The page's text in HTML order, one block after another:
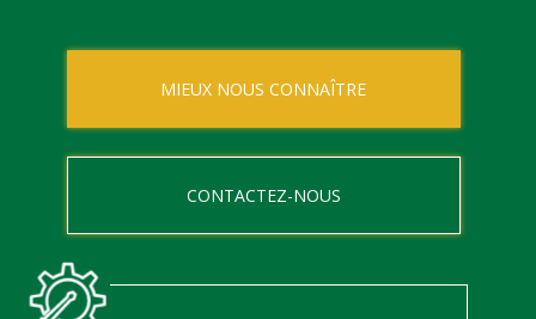
MIEUX NOUS CONNAÎTRE
CONTACTEZ-NOUS